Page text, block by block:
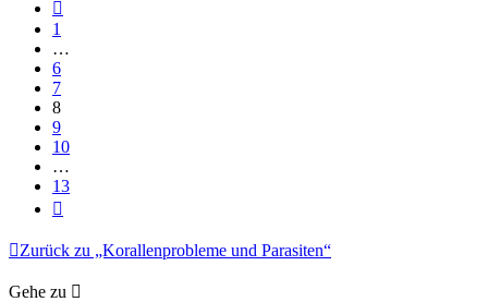
1
…
6
7
8
9
10
…
13
Zurück zu „Korallenprobleme und Parasiten“
Gehe zu